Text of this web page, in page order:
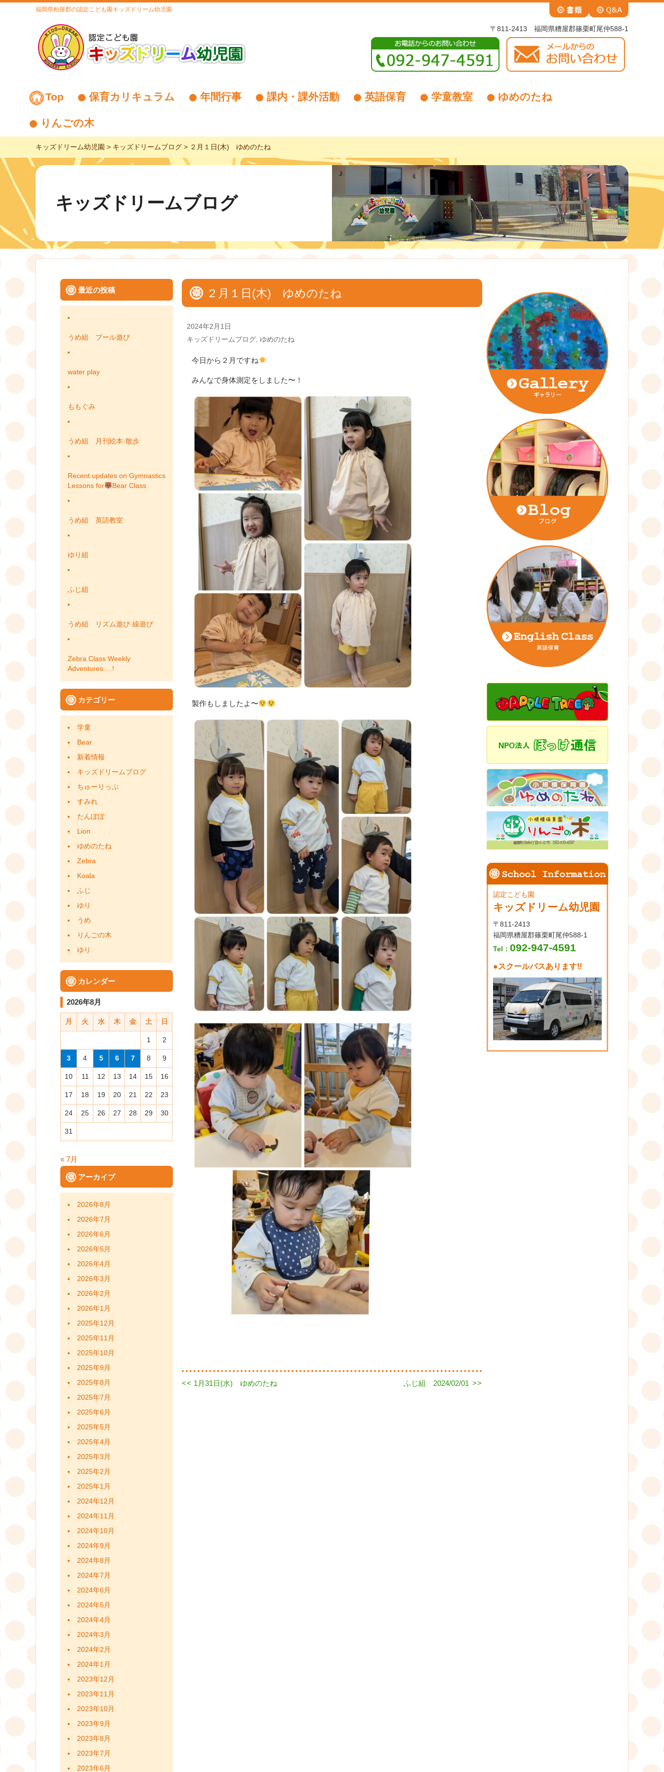
福岡県粕屋郡の認定こども園キッズドリーム幼児園
〒811-2413 福岡県糟屋郡篠栗町尾仲588-1
Top 保育カリキュラム 年間行事 課内・課外活動 英語保育 学童教室 ゆめのたね
りんごの木
キッズドリーム幼児園 > キッズドリームブログ > ２月１日(木) ゆめのたね
キッズドリームブログ
最近の投稿
うめ組 プール遊び
water play
ももぐみ
うめ組 月刊絵本·散歩
Recent updates on Gymnastics
Lessons for
Bear Class
うめ組 英語教室
ゆり組
ふじ組
うめ組 リズム遊び·線遊び
Zebra Class Weekly
Adventures….!
カテゴリー
学童
Bear
新着情報
キッズドリームブログ
ちゅーりっぷ
すみれ
たんぽぽ
Lion
ゆめのたね
Zebra
Koala
ふじ
ゆり
うめ
りんごの木
ゆり
カレンダー
2026年8月
月 火 水 木 金 土 日
1 2
3 4 5 6 7 8 9
10 11 12 13 14 15 16
17 18 19 20 21 22 23
24 25 26 27 28 29 30
31
« 7月
アーカイブ
2026年8月
2026年7月
2026年6月
2026年5月
2026年4月
2026年3月
2026年2月
2026年1月
2025年12月
2025年11月
2025年10月
2025年9月
2025年8月
2025年7月
2025年6月
2025年5月
2025年4月
2025年3月
2025年2月
2025年1月
2024年12月
2024年11月
2024年10月
2024年9月
2024年8月
2024年7月
2024年6月
2024年5月
2024年4月
2024年3月
2024年2月
2024年1月
2023年12月
2023年11月
2023年10月
2023年9月
2023年8月
2023年7月
2023年6月
２月１日(木) ゆめのたね
Posted
on
2024年2月1日
Categories
キッズドリームブログ, ゆめのたね
今日から２月ですね
みんなで身体測定をしました〜！
製作もしましたよ〜
投
Previous
<< 1月31日(水) ゆめのたね
Next
ふじ組 2024/02/01 >>
認定こども園
キッズドリーム幼児園
〒811-2413
福岡県糟屋郡篠栗町尾仲588-1
Tel：092-947-4591
●スクールバスあります!!